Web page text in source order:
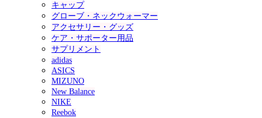
キャップ
グローブ・ネックウォーマー
アクセサリー・グッズ
ケア・サポーター用品
サプリメント
adidas
ASICS
MIZUNO
New Balance
NIKE
Reebok